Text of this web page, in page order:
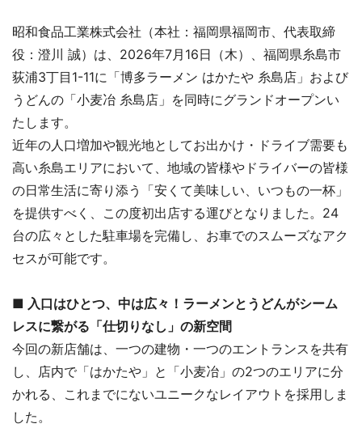
昭和食品工業株式会社（本社：福岡県福岡市、代表取締
役：澄川 誠）は、2026年7月16日（木）、福岡県糸島市
荻浦3丁目1-11に「博多ラーメン はかたや 糸島店」および
うどんの「小麦冶 糸島店」を同時にグランドオープンい
たします。
近年の人口増加や観光地としてお出かけ・ドライブ需要も
高い糸島エリアにおいて、地域の皆様やドライバーの皆様
の日常生活に寄り添う「安くて美味しい、いつもの一杯」
を提供すべく、この度初出店する運びとなりました。24
台の広々とした駐車場を完備し、お車でのスムーズなアク
セスが可能です。
■ 入口はひとつ、中は広々！ラーメンとうどんがシーム
レスに繋がる「仕切りなし」の新空間
今回の新店舗は、一つの建物・一つのエントランスを共有
し、店内で「はかたや」と「小麦冶」の2つのエリアに分
かれる、これまでにないユニークなレイアウトを採用しま
した。